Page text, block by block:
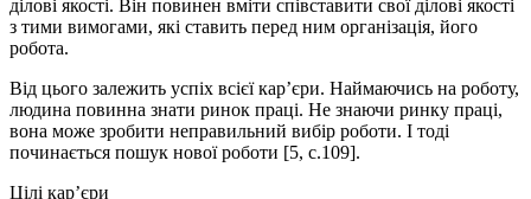
ділові якості. Він повинен вміти співставити свої ділові якості
з тими вимогами, які ставить перед ним організація, його
робота.
Від цього залежить успіх всієї кар’єри. Наймаючись на роботу,
людина повинна знати ринок праці. Не знаючи ринку праці,
вона може зробити неправильний вибір роботи. І тоді
починається пошук нової роботи [5, с.109].
Цілі кар’єри